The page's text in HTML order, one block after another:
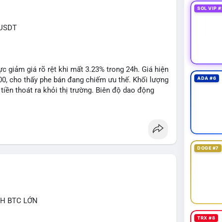
giảm giá rõ rệt khi mất 3.23% trong 24h. Giá hiện
cho thấy phe bán đang chiếm ưu thế. Khối lượng
thoát ra khỏi thị trường. Biên độ dao động
TP2: $6.2800
nghị tối đa 2-3% tổng vốn, đặt SL cứng ngay
biến động bất thường.
BTC LỚN
SOL VIP
ADA #6
DOGE #7
TRX #8